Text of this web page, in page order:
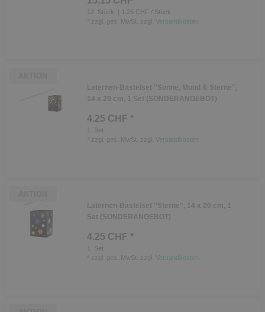
12 Stück
| 1.26 CHF / Stück
zzgl. ges. MwSt. zzgl. Versandkosten
Laternen-Bastelset "Sonne, Mond & Sterne",
14 x 20 cm, 1 Set (SONDERANGEBOT)
4.25 CHF *
1
Set
zzgl. ges. MwSt. zzgl. Versandkosten
Laternen-Bastelset "Sterne", 14 x 20 cm, 1
Set (SONDERANGEBOT)
4.25 CHF *
1
Set
zzgl. ges. MwSt. zzgl. Versandkosten